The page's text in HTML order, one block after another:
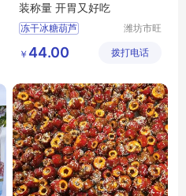
装称量 开胃又好吃
冻干冰糖葫芦
冻干冰糖葫芦价格
山楂零食
潍坊市旺
限公司
￥ 44.00 拨打电话